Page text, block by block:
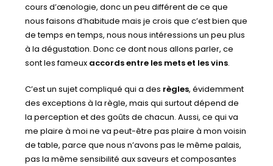
cours d’œnologie, donc un peu différent de ce que
nous faisons d’habitude mais je crois que c’est bien que
de temps en temps, nous nous intéressions un peu plus
à la dégustation. Donc ce dont nous allons parler, ce
sont les fameux accords entre les mets et les vins.
C’est un sujet compliqué qui a des règles, évidemment
des exceptions à la règle, mais qui surtout dépend de
la perception et des goûts de chacun. Aussi, ce qui va
me plaire à moi ne va peut-être pas plaire à mon voisin
de table, parce que nous n’avons pas le même palais,
pas la même sensibilité aux saveurs et composantes